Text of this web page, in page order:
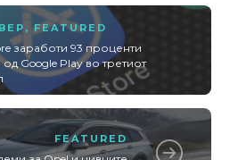
,FEATURED
заработи 93 проценти
Google Play во третиот
FEATURED